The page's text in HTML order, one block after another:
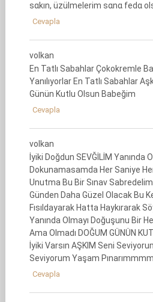
sɑkın, üzüImeIerim sɑnɑ fedɑ
Cevapla
volkan
En Tatlı Sabahlar Çokokremle
Yanılıyorlar En Tatlı Sabahlar
Günün Kutlu Olsun Babeğim
Cevapla
volkan
İyiki Doğdun SEVĞİLİM
Dokunamasamda Her Saniye
Unutma Bu Bir Sınav
Günden Daha Güzel Olacak Bu
Fısıldayarak Hatta Haykırarak
Yanında Olmayı Doğuşunu Bir
Ama Olmadı DOĞUM GÜNÜN
İyiki Varsın AŞKIM Seni
Seviyorum Yaşam Pınarımmmm
Cevapla